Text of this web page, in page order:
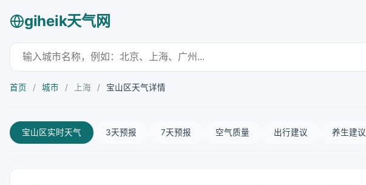
giheik天气网
首页 / 城市 / 上海 / 宝山区天气详情
宝山区实时天气 3天预报 7天预报 空气质量 出行建议 养生建议